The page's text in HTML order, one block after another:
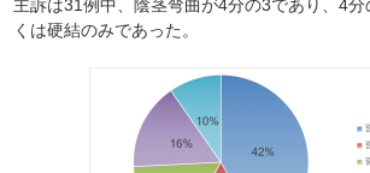
主訴は31例中、陰茎弯曲が4分の3であり、4分
くは硬結のみであった。